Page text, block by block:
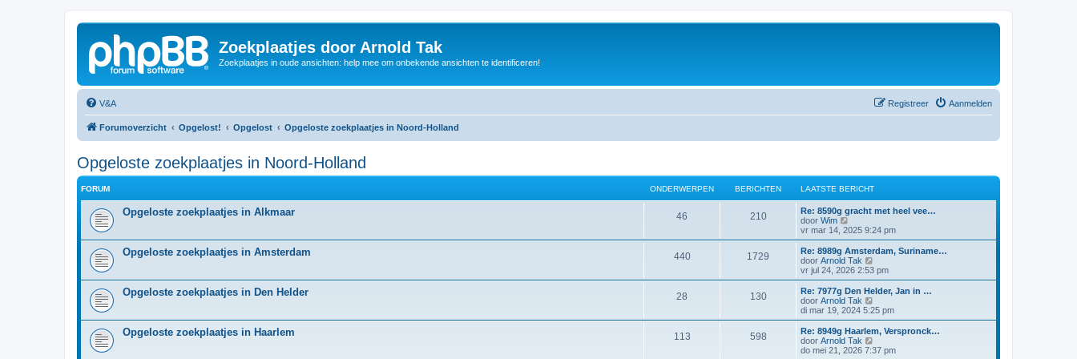
Zoekplaatjes door Arnold Tak
Zoekplaatjes in oude ansichten: help mee om onbekende ansichten te identificeren!
V&A Aanmelden
Registreer
Forumoverzicht Opgelost! Opgelost Opgeloste zoekplaatjes in Noord-Holland
Opgeloste zoekplaatjes in Noord-Holland
FORUM ONDERWERPEN BERICHTEN LAATSTE BERICHT
Opgeloste zoekplaatjes in Alkmaar 46 210
Re: 8590g gracht met heel vee…
door Wim
e
k
i
j
k
a
a
t
s
e
b
e
vr mar 14, 2025 9:24 pm
Opgeloste zoekplaatjes in Amsterdam 440 1729
Re: 8989g Amsterdam, Suriname…
door Arnold Tak
e
k
i
k
a
t
s
vr jul 24, 2026 2:53 pm
Opgeloste zoekplaatjes in Den Helder 28 130
Re: 7977g Den Helder, Jan in …
door Arnold Tak
e
k
i
k
di mar 19, 2024 5:25 pm
Opgeloste zoekplaatjes in Haarlem 113 598
Re: 8949g Haarlem, Verspronck…
door Arnold Tak
e
do mei 21, 2026 7:37 pm